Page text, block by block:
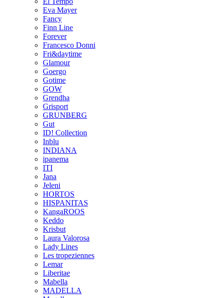
Eva Mayer
Fancy
Finn Line
Forever
Francesco Donni
Fri&daytime
Glamour
Goergo
Gotime
GOW
Grendha
Grisport
GRUNBERG
Gut
ID! Collection
Inblu
INDIANA
ipanema
ITI
Jana
Jeleni
HORTOS
HISPANITAS
KangaROOS
Keddo
Krisbut
Laura Valorosa
Lady Lines
Les tropeziennes
Lemar
Liberitae
Mabella
MADELLA